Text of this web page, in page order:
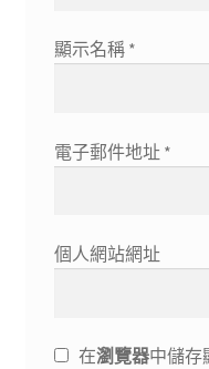
顯示名稱 *
電子郵件地址 *
個人網站網址
在瀏覽器中儲存